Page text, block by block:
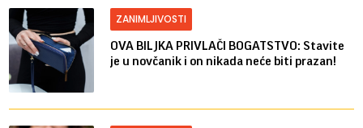
ZANIMLJIVOSTI
OVA BILJKA PRIVLAČI BOGATSTVO: Stavite
je u novčanik i on nikada neće biti prazan!